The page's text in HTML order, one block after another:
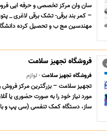
سان وان مرکز تخصصی و حرفه ایی
– کمر بند برقی- تشک برقی لاغری _
مهندسین مج ب و تحصیل کرده
فروشگاه تجهیز سلامت
فروشگاه تجهیز سلامت- لوازم
تجهیز سلامت – بزرگترین مرکز فروش
مورد نیاز خود را به صورت حضوری یا
ساز، دستگاه کمک تنفسی (سی پپ و